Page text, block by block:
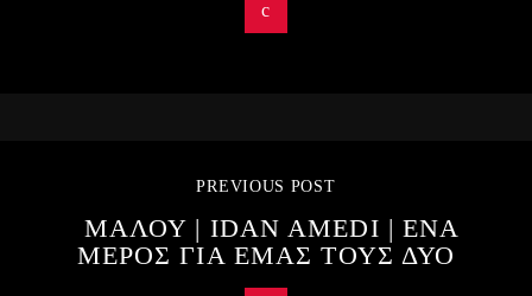
PREVIOUS POST
ΜΑΛΟΥ | IDAN AMEDI | ΕΝΑ
ΜΕΡΟΣ ΓΙΑ ΕΜΑΣ ΤΟΥΣ ΔΥΟ